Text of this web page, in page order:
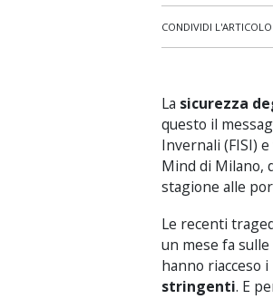
Volley
CONDIVIDI L'ARTICOLO
La sicurezza
questo il
Invernali (FISI)
Mind di Milano,
stagione alle
Le recenti
un mese fa
hanno riacceso
stringenti. E